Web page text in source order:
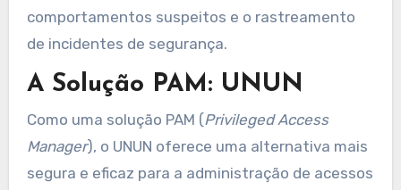
comportamentos suspeitos e o rastreamento
de incidentes de segurança.
A Solução PAM: UNUN
Como uma solução PAM (Privileged Access
Manager), o UNUN oferece uma alternativa mais
segura e eficaz para a administração de acessos